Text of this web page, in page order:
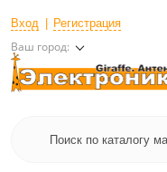
Вход Регистрация
Ваш город: